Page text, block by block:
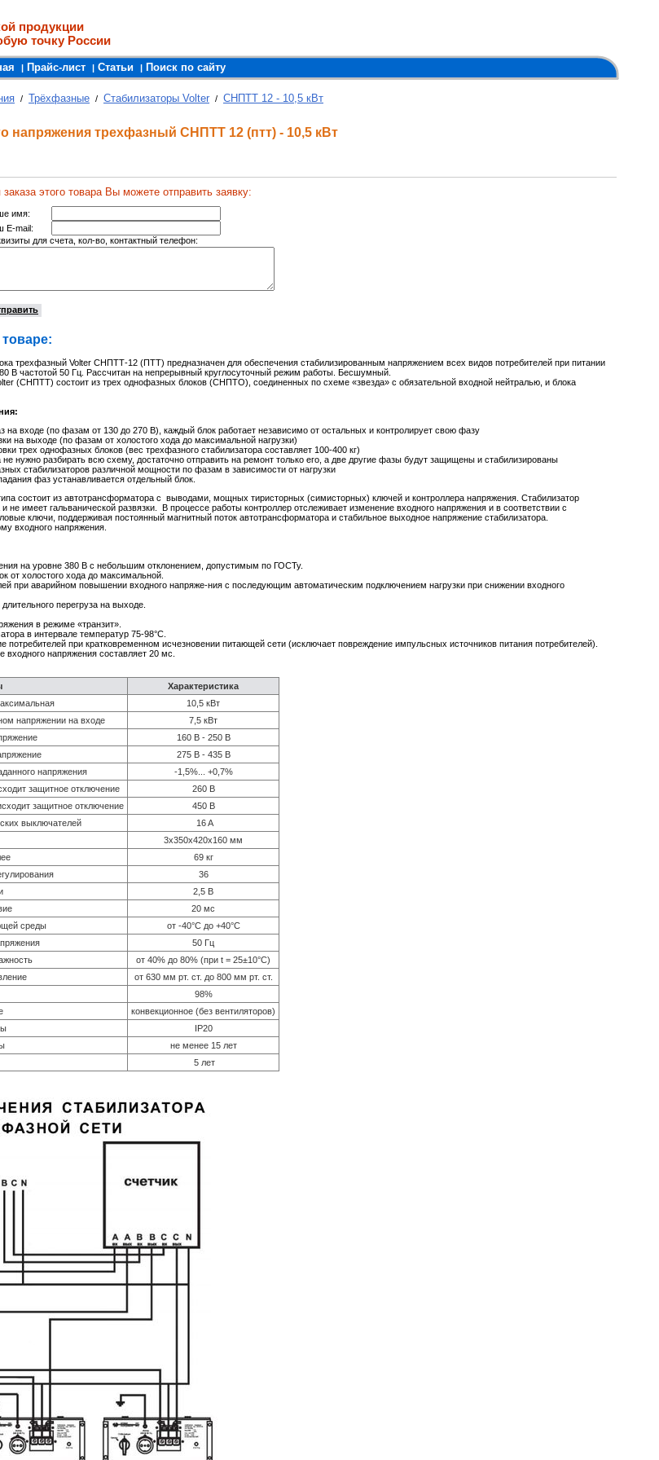
продукции
точку России
| Прайс-лист | Статьи | Поиск по сайту
/ Трёхфазные / Стабилизаторы Volter / СНПТТ 12 - 10,5 кВт
напряжения трехфазный СНПТТ 12 (птт) - 10,5 кВт
этого товара Вы можете отправить заявку:
имя:
E-mail:
для счета, кол-во, контактный телефон:
трехфазный Volter СНПТТ-12 (ПТТ) предназначен для обеспечения стабилизированным напряжением всех видов потребителей при питании
В частотой 50 Гц. Рассчитан на непрерывный круглосуточный режим работы. Бесшумный.
(СНПТТ) состоит из трех однофазных блоков (СНПТО), соединенных по схеме «звезда» с обязательной входной нейтралью, и блока
на входе (по фазам от 130 до 270 В), каждый блок работает независимо от остальных и контролирует свою фазу
на выходе (по фазам от холостого хода до максимальной нагрузки)
трех однофазных блоков (вес трехфазного стабилизатора составляет 100-400 кг)
не нужно разбирать всю схему, достаточно отправить на ремонт только его, а две другие фазы будут защищены и стабилизированы
стабилизаторов различной мощности по фазам в зависимости от нагрузки
фаз устанавливается отдельный блок.
состоит из автотрансформатора с выводами, мощных тиристорных (симисторных) ключей и контроллера напряжения. Стабилизатор
имеет гальванической развязки. В процессе работы контроллер отслеживает изменение входного напряжения и в соответствии с
ключи, поддерживая постоянный магнитный поток автотрансформатора и стабильное выходное напряжение стабилизатора.
входного напряжения.
на уровне 380 В с небольшим отклонением, допустимым по ГОСТу.
от холостого хода до максимальной.
при аварийном повышении входного напряже-ния с последующим автоматическим подключением нагрузки при снижении входного
перегруза на выходе.
в режиме «транзит».
в интервале температур 75-98°С.
потребителей при кратковременном исчезновении питающей сети (исключает повреждение импульсных источников питания потребителей).
напряжения составляет 20 мс.
Характеристика
10,5 кВт
напряжении на входе
7,5 кВт
160 В - 250 В
275 В - 435 В
напряжения
-1,5%... +0,7%
защитное отключение
260 В
защитное отключение
450 В
выключателей
16 A
3x350х420х160 мм
69 кг
36
2,5 В
20 мс
среды
от -40°C до +40°С
50 Гц
от 40% до 80% (при t = 25±10°C)
от 630 мм рт. ст. до 800 мм рт. ст.
98%
конвекционное (без вентиляторов)
IP20
не менее 15 лет
5 лет